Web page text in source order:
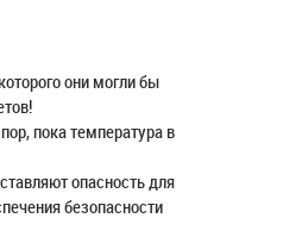
они могли бы
пока температура в
опасность для
безопасности